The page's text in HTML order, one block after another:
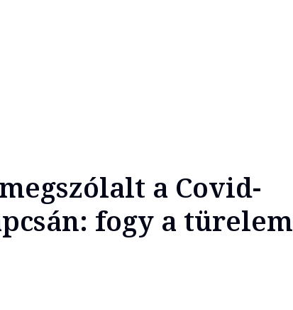
a Covid-
fogy a türelem